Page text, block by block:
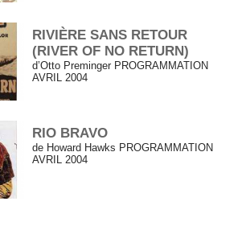
RIVIÈRE SANS RETOUR
(RIVER OF NO RETURN)
d’Otto Preminger PROGRAMMATION
AVRIL 2004
RIO BRAVO
de Howard Hawks PROGRAMMATION
AVRIL 2004